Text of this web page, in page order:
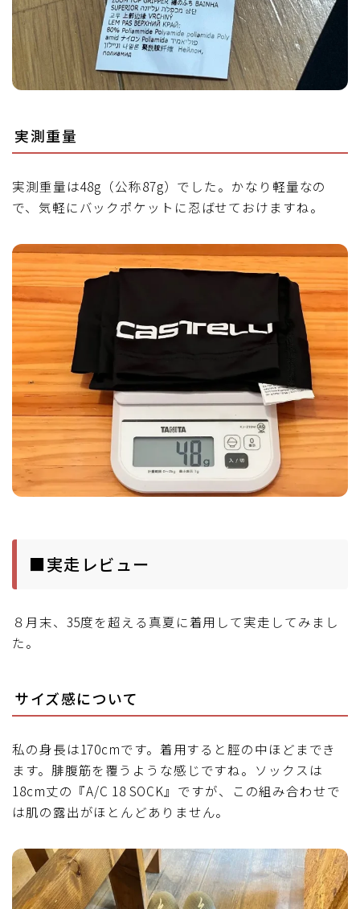
実測重量
実測重量は48g（公称87g）でした。かなり軽量なの
で、気軽にバックポケットに忍ばせておけますね。
■実走レビュー
８月末、35度を超える真夏に着用して実走してみまし
た。
サイズ感について
私の身長は170cmです。着用すると脛の中ほどまでき
ます。腓腹筋を覆うような感じですね。ソックスは
18cm丈の『A/C 18 SOCK』ですが、この組み合わせで
は肌の露出がほとんどありません。